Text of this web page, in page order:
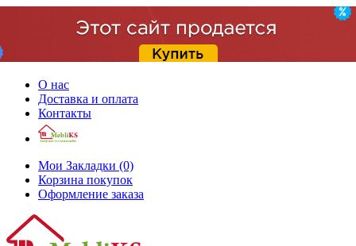
О нас
Доставка и оплата
Контакты
Мои Закладки (0)
Корзина покупок
Оформление заказа